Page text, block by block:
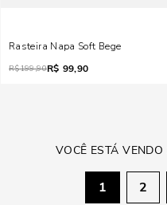
Rasteira Napa Soft Bege
R$199,90R$ 99,90
VOCÊ ESTÁ VENDO
1 2